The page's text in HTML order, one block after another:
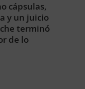
cápsulas,
y un juicio
terminó
de lo